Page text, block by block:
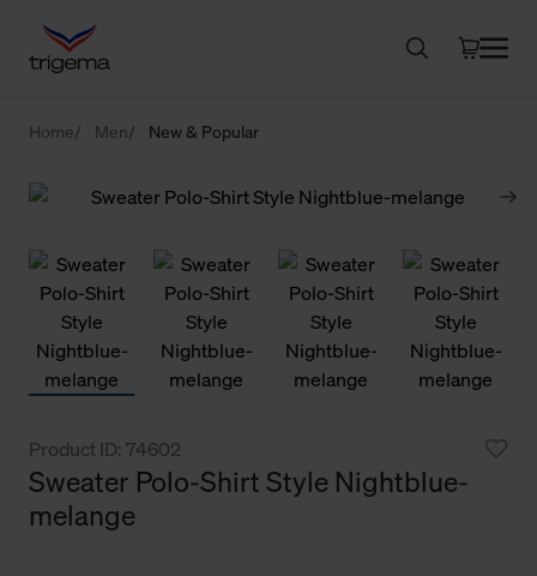
Home Men New & Popular
Product ID: 74602
Sweater Polo-Shirt Style Nightblue-
melange